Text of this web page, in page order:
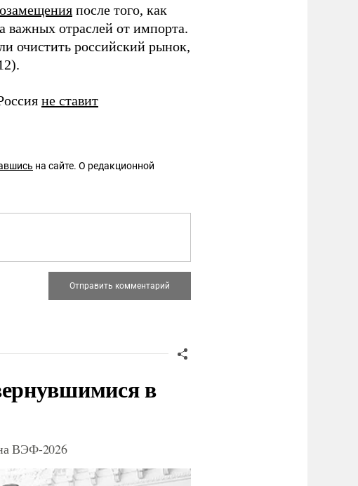
после того, как
важных отраслей от импорта.
очистить российский рынок,
не ставит
на сайте. О редакционной
в
ВЭФ-2026